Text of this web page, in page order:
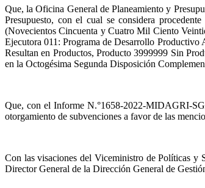
Que, la Oficina General de Planeamiento y
Presupuesto, con el cual se considera
(Novecientos Cincuenta y Cuatro Mil Ciento
Ejecutora 011: Programa de Desarrollo
Resultan en Productos, Producto 3999999 Sin
en la Octogésima Segunda Disposición
Que, con el Informe N.°1658-2022-MIDAGRI-
otorgamiento de subvenciones a favor de las
Con las visaciones del Viceministro de Políticas
Director General de la Dirección General de